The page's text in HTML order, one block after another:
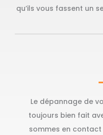
qu’ils vous fassent un
Le dépannage de
toujours bien fait
sommes en